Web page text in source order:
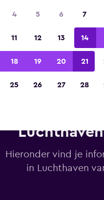
Hieronder vind je
in Luchthaven
4 5 6 7
11 12 13 14
18 19 20 21
25 26 27 28